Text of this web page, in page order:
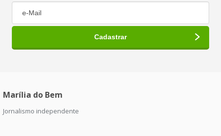
Marília do Bem
Jornalismo independente